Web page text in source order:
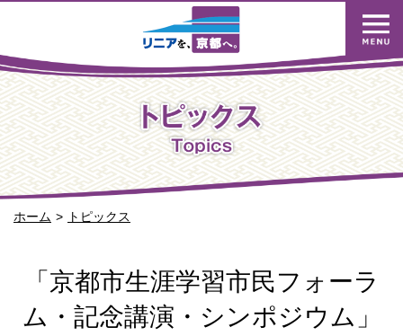
ホーム トピックス
「京都市生涯学習市民フォーラ
ム・記念講演・シンポジウム」